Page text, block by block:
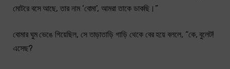
মোটরে বসে আছে, তার নাম ‘বোমা’, আমরা তাকে ডাকছি।”
বোমার ঘুম ভেঙে গিয়েছিল, সে তাড়াতাড়ি গাড়ি থেকে বের হয়ে বললে, “কে, বুলেট!
এসেছ?